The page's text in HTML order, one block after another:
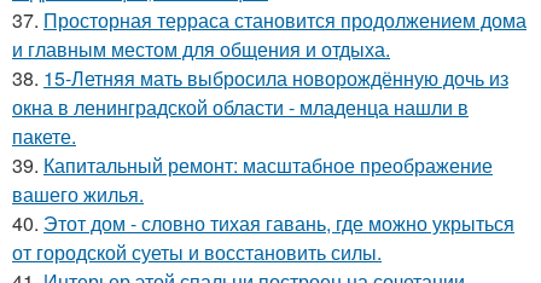
37. Просторная терраса становится продолжением дома
и главным местом для общения и отдыха.
38. 15-Летняя мать выбросила новорождённую дочь из
окна в ленинградской области - младенца нашли в
пакете.
39. Капитальный ремонт: масштабное преображение
вашего жилья.
40. Этот дом - словно тихая гавань, где можно укрыться
от городской суеты и восстановить силы.